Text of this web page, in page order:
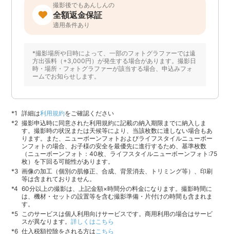
撮影後でもあんしんの
全額返金保証
適用条件あり
*撮影場所や日時によって、一部のフォトグラファーでは遠
方出張料（+3,000円）が発生する場合があります。撮影日
時・場所・フォトグラファーが該当する場合、申込みフォ
ームでお知らせします。
詳細は利用規約をご確認ください
撮影申込時に同意された利用規約に記載の納入期限までに納入しま
す。撮影時の状況または天候等により、当該枚数に達しない場合もあ
ります。また、ニューボーンフォトおよびライフスタイルニューボー
ンフォトの場合、お子様の安全を最優先に進行するため、基準枚数
（ニューボーンフォト：40枚、ライフスタイルニューボーンフォト:75
枚）を下回る可能性があります。
画像の加工（個別の肌修正、合成、背景消去、トリミング等）、印刷
等は含まれておりません。
60分以上の撮影は、上記金額×時間分の料金になります。撮影時間に
は、機材・セットの設置等を含む撮影準備・片付けの時間も含まれま
す。
このサービスは個人利用向けサービスです。商用利用の場合はサービ
スが異なります。詳しくはこちら
仕入税額控除をされる方は こちら